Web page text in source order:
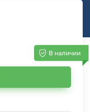
В наличии